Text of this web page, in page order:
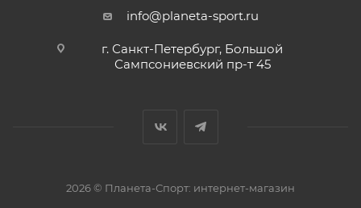
info@planeta-sport.ru
г. Санкт-Петербург, Большой
Сампсониевский пр-т 45
2026 © Планета-Спорт: интернет-магазин